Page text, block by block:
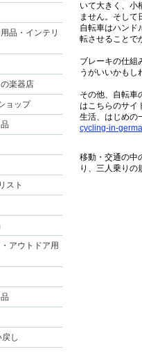
品・インテリ
楽器店
ョップ
スト
アウトドア用
し
いて大きく、小
ません。そして
自転車はハンド
転させることで
ブレーキの仕組
うがいいかもし
その他、自転車
はこちらのサイ
生活、はじめの
cycling-in-
移動・交通の中
り、三人乗りの